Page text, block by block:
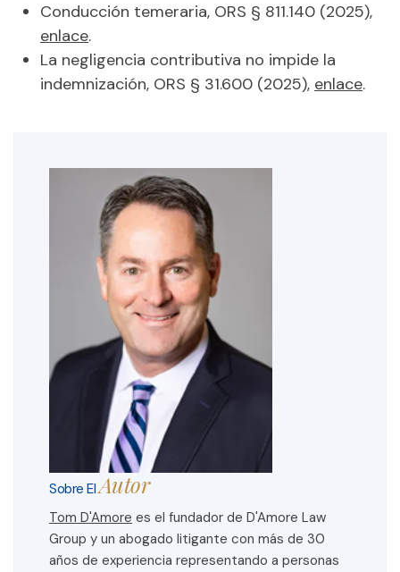
Conducción temeraria, ORS § 811.140 (2025),
enlace.
La negligencia contributiva no impide la
indemnización, ORS § 31.600 (2025), enlace.
Sobre ElAutor
Tom D'Amore es el fundador de D'Amore Law
Group y un abogado litigante con más de 30
años de experiencia representando a personas